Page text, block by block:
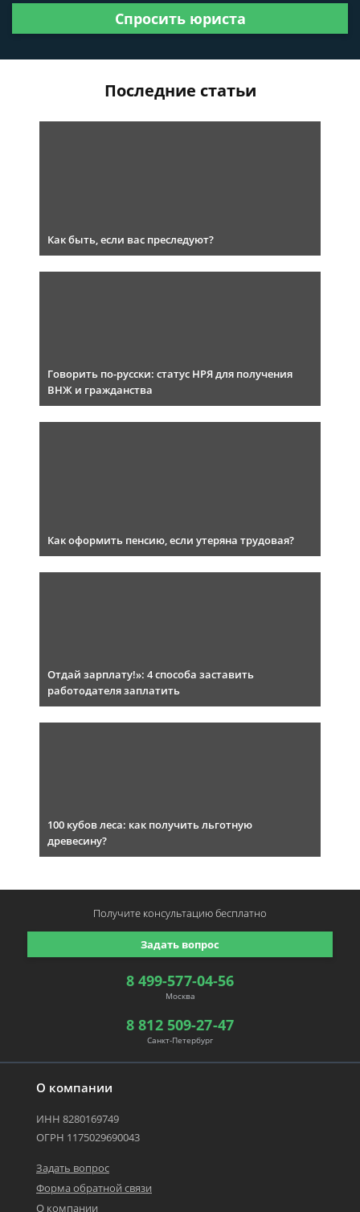
Спросить юриста
Последние статьи
Как быть, если вас преследуют?
Говорить по-русски: статус НРЯ для получения
ВНЖ и гражданства
Как оформить пенсию, если утеряна трудовая?
Отдай зарплату!»: 4 способа заставить
работодателя заплатить
100 кубов леса: как получить льготную
древесину?
О компании
ИНН 8280169749
ОГРН 1175029690043
Задать вопрос
Форма обратной связи
О компании
8 499-577-04-56
Москва
8 812 509-27-47
Санкт-Петербург
Задать вопрос
Получите консультациюбесплатно